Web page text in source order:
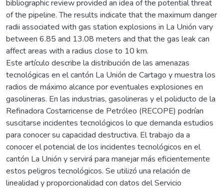
bibliographic review provided an idea of ​​the potential threat
of the pipeline. The results indicate that the maximum danger
radii associated with gas station explosions in La Unión vary
between 6.85 and 13.08 meters and that the gas leak can
affect areas with a radius close to 10 km.
Este artículo describe la distribución de las amenazas
tecnológicas en el cantón La Unión de Cartago y muestra los
radios de máximo alcance por eventuales explosiones en
gasolineras. En las industrias, gasolineras y el poliducto de la
Refinadora Costarricense de Petróleo (RECOPE) podrían
suscitarse incidentes tecnológicos lo que demanda estudios
para conocer su capacidad destructiva. El trabajo da a
conocer el potencial de los incidentes tecnológicos en el
cantón La Unión y servirá para manejar más eficientemente
estos peligros tecnológicos. Se utilizó una relación de
linealidad y proporcionalidad con datos del Servicio